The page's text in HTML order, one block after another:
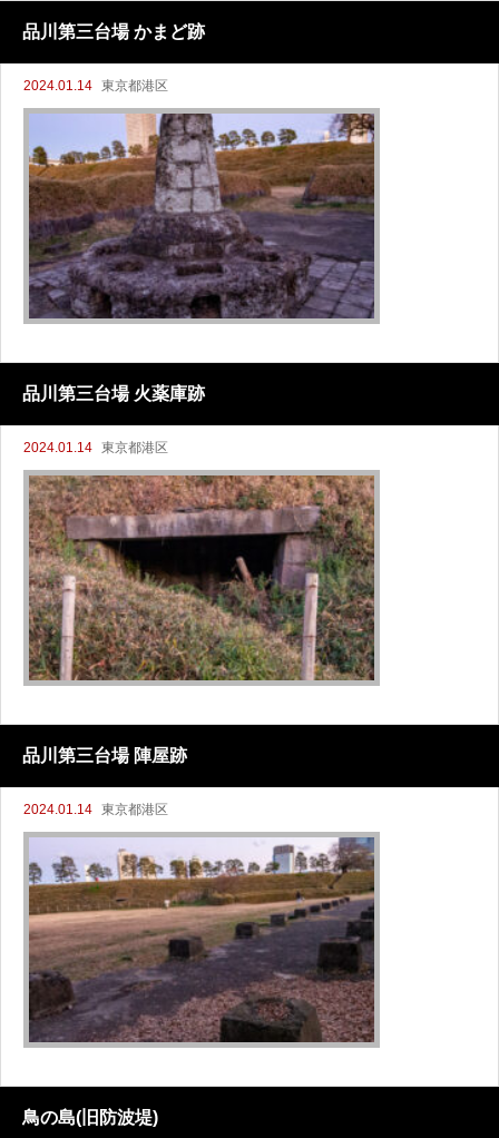
品川第三台場 かまど跡
2024.01.14 東京都港区
品川第三台場 火薬庫跡
2024.01.14 東京都港区
品川第三台場 陣屋跡
2024.01.14 東京都港区
鳥の島(旧防波堤)